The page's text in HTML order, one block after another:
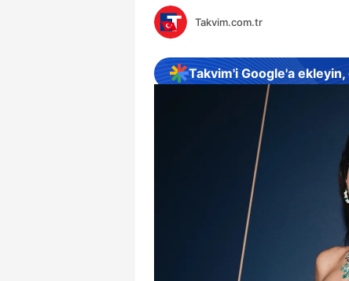
Takvim.com.tr
Takvim'i Google'a